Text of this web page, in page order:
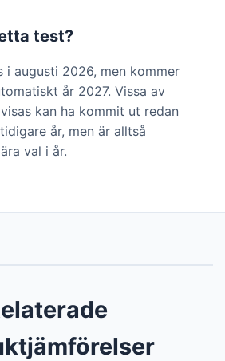
test?
i augusti 2026, men kommer
år 2027. Vissa av
kan ha kommit ut redan
år, men är alltså
val i år.